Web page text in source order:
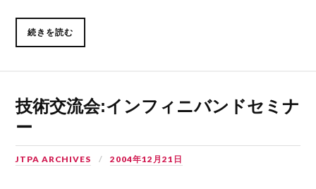
続きを読む
技術交流会:インフィニバンドセミナ
ー
JTPA ARCHIVES 2004年12月21日